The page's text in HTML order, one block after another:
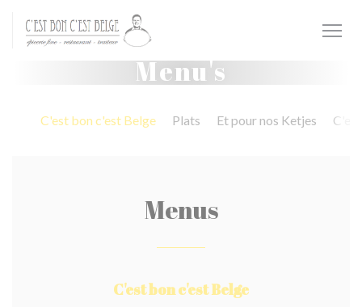
Menu's
C'est bon c'est Belge Plats Et pour nos Ketjes
Menus
C'est bon c'est Belge